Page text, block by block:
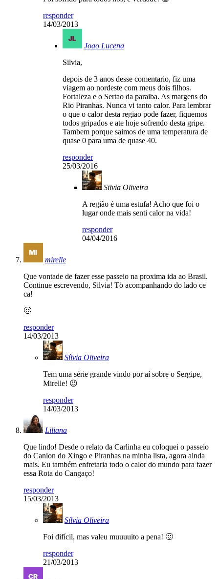
responder
14/03/2013
Joao Lucena
Silvia,
depois de 3 anos desse comentario, fiz uma
viagem ao nordeste com meus dois filhos.
Fortaleza e o Sertao da paraiba. As margens do
Rio Piranhas. Nunca vi tanto calor. Para lembrar
o que o calor desta regiao pode fazer, fiquemos
todos gripados e ate hoje sofrendo desta gripe.
Tambem porque saimos de uma temperatura de
quase 0 para uma de quase 40.
responder
25/03/2016
Silvia Oliveira
A região é uma estufa! Acho que foi o
lugar onde mais senti calor na vida!
responder
04/04/2016
mirelle
Que vontade de fazer esse passeio na proxima ida ao Brasil.
Continue escrevendo, Silvia! Tö acompanhando do lado ce
ca!
🙂
responder
14/03/2013
Sílvia Oliveira
Tem uma série grande vindo por aí sobre o Sergipe,
Mirelle! 😉
responder
14/03/2013
Liliana
Que lindo! Desde o relato da Carlinha eu coloquei o passeio
do Canion do Xingo e Piranhas na minha lista, agora ainda
mais. Eu também enfretaria todo o calor do mundo para fazer
essa Rota do Cangaço!
responder
15/03/2013
Sílvia Oliveira
Foi difícil, mas valeu muuuuito a pena! 🙂
responder
21/03/2013